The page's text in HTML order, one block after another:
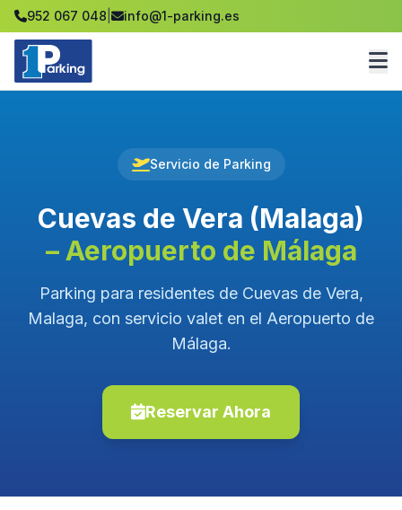
952 067 048 info@1-parking.es
Servicio de Parking
Cuevas de Vera (Malaga)
– Aeropuerto de Málaga
Parking para residentes de Cuevas de Vera,
Malaga, con servicio valet en el Aeropuerto de
Málaga.
Reservar Ahora